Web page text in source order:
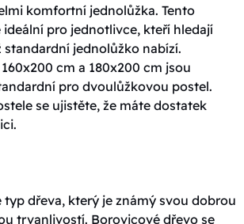
komfortní jednolůžka. Tento
ideální pro jednotlivce, kteří hledají
jednolůžko nabízí.
cm a 180x200 cm jsou
pro dvoulůžkovou postel.
se ujistěte, že máte dostatek
typ dřeva, který je známý svou dobrou
trvanlivostí. Borovicové dřevo se